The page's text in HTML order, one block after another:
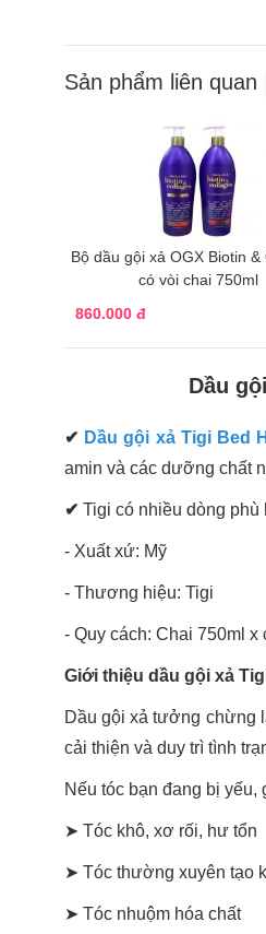
Sản phẩm liên quan
Bộ dầu gội xả OGX Biotin &
có vòi chai 750ml
860.000 đ
Dầu
✔ Dầu gội xả Tigi Bed
amin và các dưỡng chất
✔ Tigi có nhiều dòng
- Xuất xứ: Mỹ
- Thương hiệu: Tigi
- Quy cách: Chai 750ml x
Giới thiệu dầu gội xả
Dầu gội xả tưởng chừng
cải thiện và duy trì tình
Nếu tóc bạn đang bị yếu,
➤ Tóc khô, xơ rối, hư tổn
➤ Tóc thường xuyên tạo
➤ Tóc nhuộm hóa chất